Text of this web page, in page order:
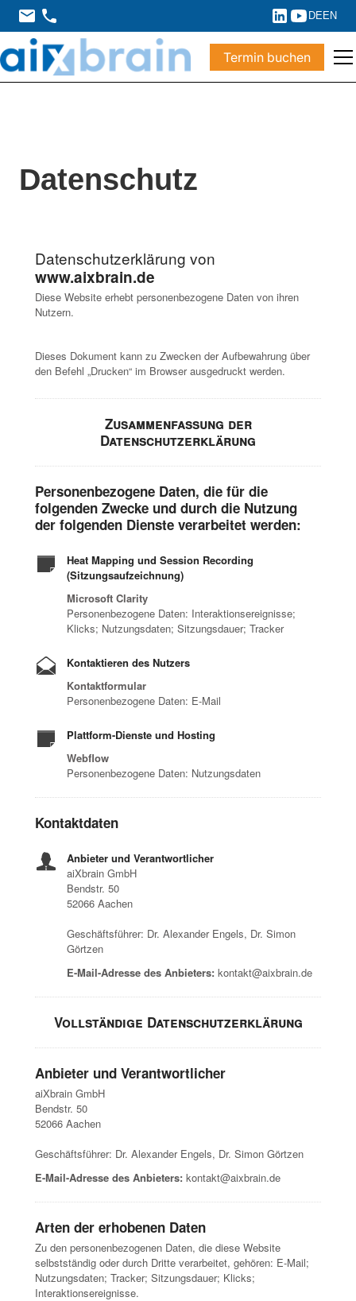
DEEN
Termin buchen
Datenschutz
Datenschutzerklärung von
www.aixbrain.de
Diese Website erhebt personenbezogene Daten von ihren
Nutzern.
Dieses Dokument kann zu Zwecken der Aufbewahrung über
den Befehl „Drucken“ im Browser ausgedruckt werden.
Zusammenfassung der
Datenschutzerklärung
Personenbezogene Daten, die für die
folgenden Zwecke und durch die Nutzung
der folgenden Dienste verarbeitet werden:
Heat Mapping und Session Recording
(Sitzungsaufzeichnung)
Microsoft Clarity
Personenbezogene Daten: Interaktionsereignisse;
Klicks; Nutzungsdaten; Sitzungsdauer; Tracker
Kontaktieren des Nutzers
Kontaktformular
Personenbezogene Daten: E-Mail
Plattform-Dienste und Hosting
Webflow
Personenbezogene Daten: Nutzungsdaten
Kontaktdaten
Anbieter und Verantwortlicher
aiXbrain GmbH
Bendstr. 50
52066 Aachen
Geschäftsführer: Dr. Alexander Engels, Dr. Simon
Görtzen
E-Mail-Adresse des Anbieters: kontakt@aixbrain.de
Vollständige Datenschutzerklärung
Anbieter und Verantwortlicher
aiXbrain GmbH
Bendstr. 50
52066 Aachen
Geschäftsführer: Dr. Alexander Engels, Dr. Simon Görtzen
E-Mail-Adresse des Anbieters: kontakt@aixbrain.de
Arten der erhobenen Daten
Zu den personenbezogenen Daten, die diese Website
selbstständig oder durch Dritte verarbeitet, gehören: E-Mail;
Nutzungsdaten; Tracker; Sitzungsdauer; Klicks;
Interaktionsereignisse.